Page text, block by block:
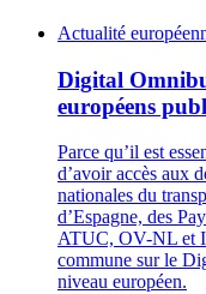
Actualité
Digital
européens
Parce qu’il est
d’avoir accès aux
nationales du
d’Espagne, des
ATUC, OV-NL et
commune sur le
niveau européen.